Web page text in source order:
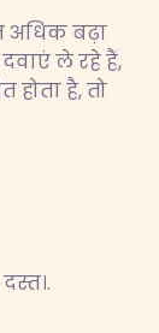
अधिक बढ़ा
ले रहे हैं,
है, तो